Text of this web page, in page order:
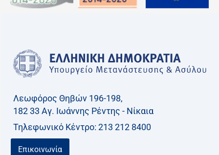
Λεωφόρος Θηβών 196-198,
182 33 Aγ. Ιωάννης Ρέντης - Νίκαια
Τηλεφωνικό Kέντρο: 213 212 8400
Επικοινωνία